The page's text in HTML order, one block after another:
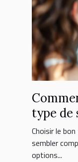
type de
vous ?
Choisir le
sembler
options...